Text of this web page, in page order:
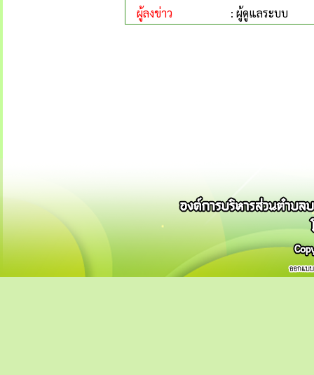
ผู้ลงข่าว
: ผู้ดูแลระบบ